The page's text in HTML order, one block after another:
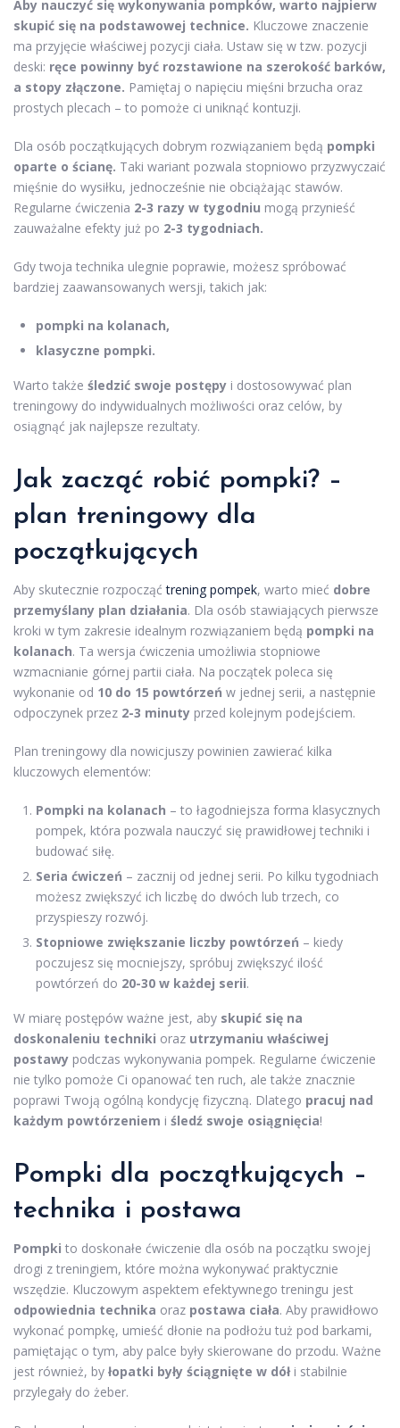
Aby nauczyć się wykonywania pompków, warto najpierw
skupić się na podstawowej technice. Kluczowe znaczenie
ma przyjęcie właściwej pozycji ciała. Ustaw się w tzw. pozycji
deski: ręce powinny być rozstawione na szerokość barków,
a stopy złączone. Pamiętaj o napięciu mięśni brzucha oraz
prostych plecach – to pomoże ci uniknąć kontuzji.
Dla osób początkujących dobrym rozwiązaniem będą pompki
oparte o ścianę. Taki wariant pozwala stopniowo przyzwyczaić
mięśnie do wysiłku, jednocześnie nie obciążając stawów.
Regularne ćwiczenia 2-3 razy w tygodniu mogą przynieść
zauważalne efekty już po 2-3 tygodniach.
Gdy twoja technika ulegnie poprawie, możesz spróbować
bardziej zaawansowanych wersji, takich jak:
pompki na kolanach,
klasyczne pompki.
Warto także śledzić swoje postępy i dostosowywać plan
treningowy do indywidualnych możliwości oraz celów, by
osiągnąć jak najlepsze rezultaty.
Jak zacząć robić pompki? –
plan treningowy dla
początkujących
Aby skutecznie rozpocząćtrening pompek, warto mieć dobre
przemyślany plan działania. Dla osób stawiających pierwsze
kroki w tym zakresie idealnym rozwiązaniem będą pompki na
kolanach. Ta wersja ćwiczenia umożliwia stopniowe
wzmacnianie górnej partii ciała. Na początek poleca się
wykonanie od 10 do 15 powtórzeń w jednej serii, a następnie
odpoczynek przez 2-3 minuty przed kolejnym podejściem.
Plan treningowy dla nowicjuszy powinien zawierać kilka
kluczowych elementów:
Pompki na kolanach – to łagodniejsza forma klasycznych
pompek, która pozwala nauczyć się prawidłowej techniki i
budować siłę.
Seria ćwiczeń – zacznij od jednej serii. Po kilku tygodniach
możesz zwiększyć ich liczbę do dwóch lub trzech, co
przyspieszy rozwój.
Stopniowe zwiększanie liczby powtórzeń – kiedy
poczujesz się mocniejszy, spróbuj zwiększyć ilość
powtórzeń do 20-30 w każdej serii.
W miarę postępów ważne jest, aby skupić się na
doskonaleniu techniki oraz utrzymaniu właściwej
postawy podczas wykonywania pompek. Regularne ćwiczenie
nie tylko pomoże Ci opanować ten ruch, ale także znacznie
poprawi Twoją ogólną kondycję fizyczną. Dlatego pracuj nad
każdym powtórzeniem i śledź swoje osiągnięcia!
Pompki dla początkujących –
technika i postawa
Pompki to doskonałe ćwiczenie dla osób na początku swojej
drogi z treningiem, które można wykonywać praktycznie
wszędzie. Kluczowym aspektem efektywnego treningu jest
odpowiednia technika oraz postawa ciała. Aby prawidłowo
wykonać pompkę, umieść dłonie na podłożu tuż pod barkami,
pamiętając o tym, aby palce były skierowane do przodu. Ważne
jest również, by łopatki były ściągnięte w dółi stabilnie
przylegały do żeber.